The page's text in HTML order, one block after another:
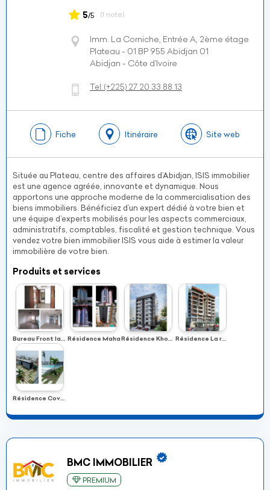
5/5 (1 note)
Imm. La Corniche, Entrée A, 2ème étage
Plateau - 01 BP 955 Abidjan 01
Abidjan - Côte d’Ivoire
Tel:(+225) 27 20 33 88 13
Fiche Itinéraire Site web
Située au Plateau, centre des affaires d’Abidjan, ISIS immobilier
est une agence agréée, innovante et dynamique. Nous
apportons une approche moderne de la commercialisation des
biens immobiliers. Bénéficiez d’un expert dédié à votre bien et
une équipe d’experts mobilisés pour les aspects commerciaux,
administratifs, comptables, fiscalité et gestion technique. Vous
vendez votre bien immobilier ISIS vous aide à estimer la valeur
immobilière de votre bien.
Produits et services
Bureau Front lagunaire Résidence Maha Résidence Khoury Résidence La rose
Résidence Covent garden
BMC IMMOBILIER
PREMIUM